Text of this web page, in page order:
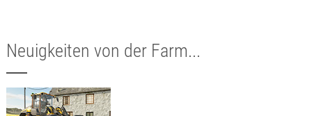
Neuigkeiten von der Farm...